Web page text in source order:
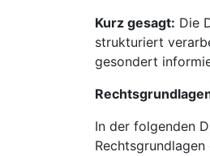
Kurz gesagt: Die
strukturiert
gesondert
In der folgenden